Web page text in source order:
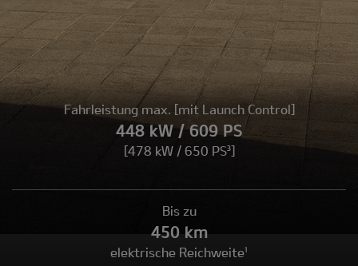
Fahrleistung max. [mit Launch Control]
448 kW / 609 PS
[478 kW / 650 PS³]
Bis zu
450 km
elektrische Reichweite¹